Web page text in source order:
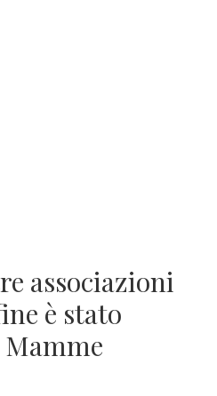
associazioni
è stato